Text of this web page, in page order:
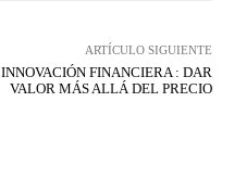
ARTÍCULO SIGUIENTE
INNOVACIÓN FINANCIERA : DAR
VALOR MÁS ALLÁ DEL PRECIO